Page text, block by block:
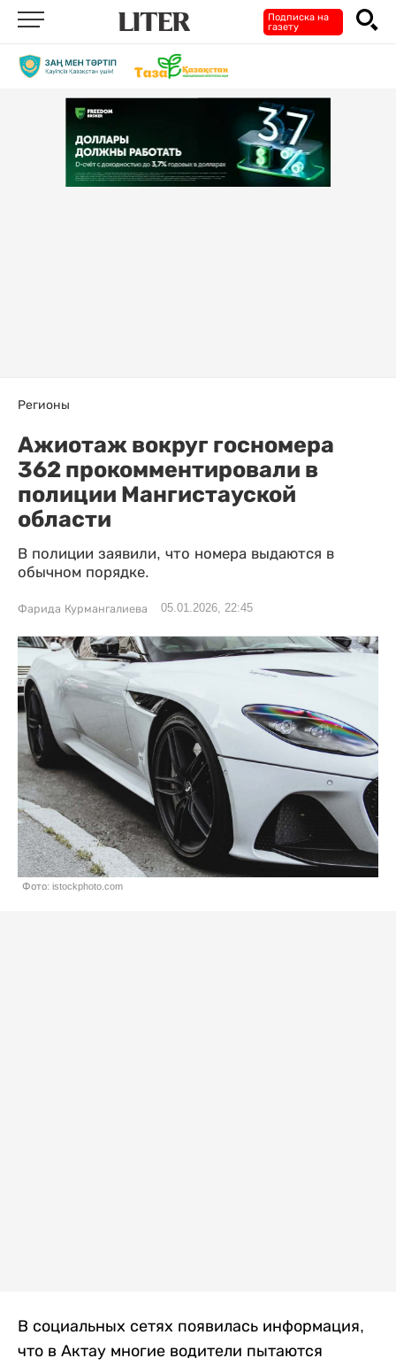
Подписка на
газету
Регионы
Ажиотаж вокруг госномера
362 прокомментировали в
полиции Мангистауской
области
В полиции заявили, что номера выдаются в
обычном порядке.
Фарида Курмангалиева 05.01.2026, 22:45
Фото: istockphoto.com
В социальных сетях появилась информация,
что в Актау многие водители пытаются